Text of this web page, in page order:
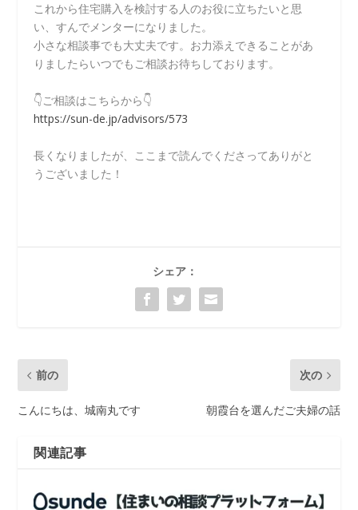
これから住宅購入を検討する人のお役に立ちたいと思
い、すんでメンターになりました。
小さな相談事でも大丈夫です。お力添えできることがあ
りましたらいつでもご相談お待ちしております。
👇ご相談はこちらから👇
https://sun-de.jp/advisors/573
長くなりましたが、ここまで読んでくださってありがと
うございました！
シェア：
前の
こんにちは、城南丸です
次の
朝霞台を選んだご夫婦の話
関連記事